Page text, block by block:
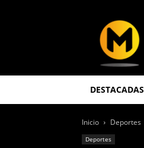
DESTACADAS
Inicio Deportes
Deportes